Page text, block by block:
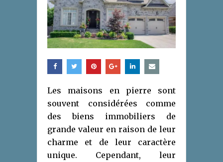
Les maisons en pierre sont
souvent considérées comme
des biens immobiliers de
grande valeur en raison de leur
charme et de leur caractère
unique. Cependant, leur